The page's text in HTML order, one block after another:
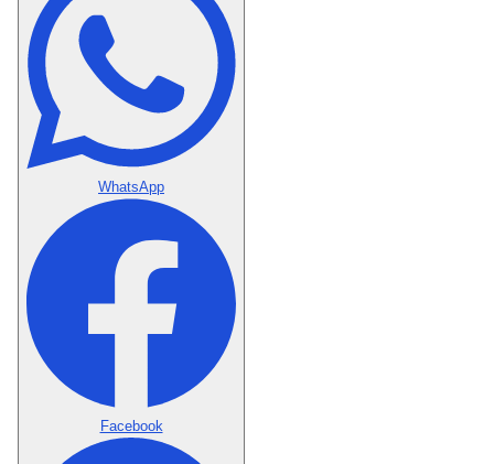
WhatsApp
Facebook